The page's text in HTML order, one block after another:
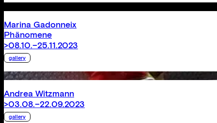
Marina Gadonneix
Phänomene
>08.10.–25.11.2023
gallery
Andrea Witzmann
>03.08.–22.09.2023
gallery